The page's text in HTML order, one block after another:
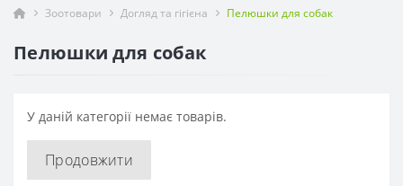
Зоотовари Догляд та гігієна Пелюшки для собак
Пелюшки для собак
У даній категорії немає товарів.
Продовжити